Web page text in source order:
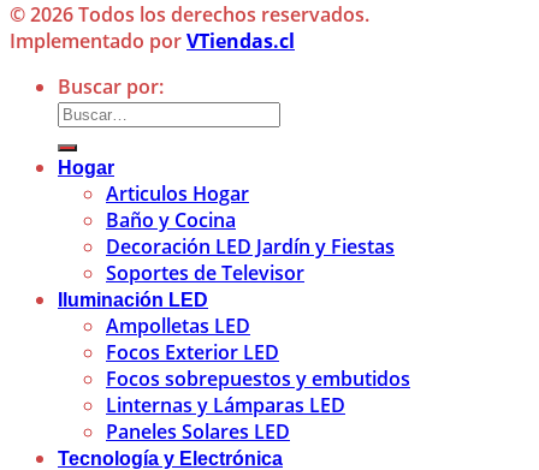
© 2026 Todos los derechos reservados.
Implementado porVTiendas.cl
Buscar por:
Hogar
Articulos Hogar
Baño y Cocina
Decoración LED Jardín y Fiestas
Soportes de Televisor
Iluminación LED
Ampolletas LED
Focos Exterior LED
Focos sobrepuestos y embutidos
Linternas y Lámparas LED
Paneles Solares LED
Tecnología y Electrónica